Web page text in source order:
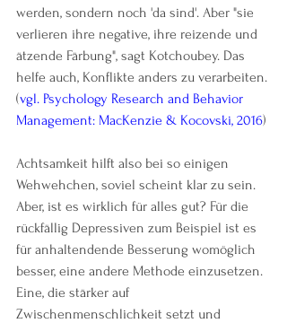
werden, sondern noch 'da sind'. Aber "sie
verlieren ihre negative, ihre reizende und
ätzende Färbung", sagt Kotchoubey. Das
helfe auch, Konflikte anders zu verarbeiten.
(vgl. Psychology Research and Behavior
Management: MacKenzie & Kocovski, 2016)
Achtsamkeit hilft also bei so einigen
Wehwehchen, soviel scheint klar zu sein.
Aber, ist es wirklich für alles gut? Für die
rückfällig Depressiven zum Beispiel ist es
für anhaltendende Besserung womöglich
besser, eine andere Methode einzusetzen.
Eine, die stärker auf
Zwischenmenschlichkeit setzt und